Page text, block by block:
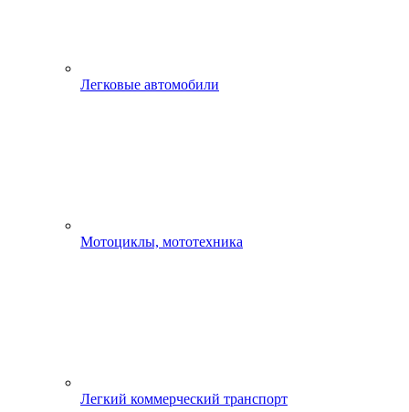
Легковые автомобили
Мотоциклы, мототехника
Легкий коммерческий транспорт